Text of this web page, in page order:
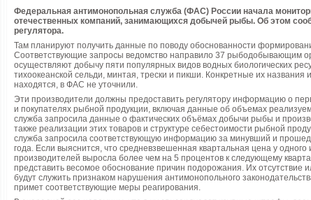
Федеральная антимонопольная служба (ФАС) России начала
отечественных компаний, занимающихся добычей рыбы. Об этом
регулятора.
Там планируют получить данные по поводу обоснованности
Соответствующие запросы ведомство направило 37 рыбодобывающим
осуществляют добычу пяти популярных видов водных биологических
тихоокеанской сельди, минтая, трески и пикши. Конкретные их названия
находятся, в ФАС не уточнили.
Эти производители должны предоставить регулятору информацию о
и покупателях рыбной продукции, включая данные об объемах
служба запросила данные о фактических объёмах добычи рыбы и
также реализации этих товаров и структуре себестоимости рыбной
служба запросила соответствующую информацию за минувший и
года. Если выяснится, что средневзвешенная квартальная цена у одного
производителей выросла более чем на 5 процентов к следующему
представить весомое обоснование причин подорожания. Их отсутствие
будут служить признаком нарушения антимонопольного
примет соответствующие меры реагирования.